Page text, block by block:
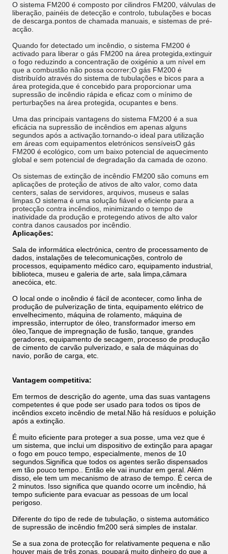
O sistema FM200 é composto por cilindros FM200, válvulas de
liberação, painéis de detecção e controlo, tubulações e bocas
de descarga.pontos de chamada manuais, e sistemas de pré-
acção.
Quando for detectado um incêndio, o sistema FM200 é
activado para liberar o gás FM200 na área protegida,extinguir
o fogo reduzindo a concentração de oxigénio a um nível em
que a combustão não possa ocorrer;O gás FM200 é
distribuído através do sistema de tubulações e bicos para a
área protegida,que é concebido para proporcionar uma
supressão de incêndio rápida e eficaz com o mínimo de
perturbações na área protegida, ocupantes e bens.
Uma das principais vantagens do sistema FM200 é a sua
eficácia na supressão de incêndios em apenas alguns
segundos após a activação.tornando-o ideal para utilização
em áreas com equipamentos eletrónicos sensíveisO gás
FM200 é ecológico, com um baixo potencial de aquecimento
global e sem potencial de degradação da camada de ozono.
Os sistemas de extinção de incêndio FM200 são comuns em
aplicações de proteção de ativos de alto valor, como data
centers, salas de servidores, arquivos, museus e salas
limpas.O sistema é uma solução fiável e eficiente para a
protecção contra incêndios, minimizando o tempo de
inatividade da produção e protegendo ativos de alto valor
contra danos causados por incêndio.
Aplicações:
Sala de informática electrónica, centro de processamento de
dados, instalações de telecomunicações, controlo de
processos, equipamento médico caro, equipamento industrial,
biblioteca, museu e galeria de arte, sala limpa,câmara
anecóica, etc.
O local onde o incêndio é fácil de acontecer, como linha de
produção de pulverização de tinta, equipamento elétrico de
envelhecimento, máquina de rolamento, máquina de
impressão, interruptor de óleo, transformador imerso em
óleo,Tanque de impregnação de fusão, tanque, grandes
geradores, equipamento de secagem, processo de produção
de cimento de carvão pulverizado, e sala de máquinas do
navio, porão de carga, etc.
Vantagem competitiva:
Em termos de descrição do agente, uma das suas vantagens
competentes é que pode ser usado para todos os tipos de
incêndios exceto incêndio de metal.Não há resíduos e poluição
após a extinção.
É muito eficiente para proteger a sua posse, uma vez que é
um sistema, que inclui um dispositivo de extinção para apagar
o fogo em pouco tempo, especialmente, menos de 10
segundos.Significa que todos os agentes serão dispensados
em tão pouco tempo.. Então ele vai inundar em geral. Além
disso, ele tem um mecanismo de atraso de tempo. É cerca de
2 minutos. Isso significa que quando ocorre um incêndio, há
tempo suficiente para evacuar as pessoas de um local
perigoso.
Diferente do tipo de rede de tubulação, o sistema automático
de supressão de incêndio fm200 será simples de instalar.
Se a sua zona de protecção for relativamente pequena e não
houver mais de três zonas, poupará muito dinheiro do que a